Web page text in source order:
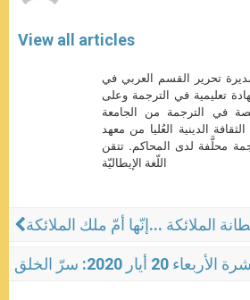
View all articles
تحرير القسم العربي في
تعليمية في الترجمة وعلى
في الترجمة من الجامعة
الدينية العُليا من معهد
محلَّفة لدى المحاكم. تتقن
اللّغة الإيطاليّة
الملائكة ...إنّها أمّ ملك الملائكة
20 أيار 2020: سرّ الخلق